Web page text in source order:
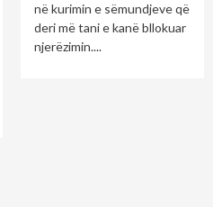
në kurimin e sëmundjeve që
deri më tani e kanë bllokuar
njerëzimin....